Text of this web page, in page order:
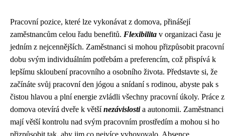
Pracovní pozice, které lze vykonávat z domova, přinášejí
zaměstnancům celou řadu benefitů. Flexibilita v organizaci času je
jedním z nejcennějších. Zaměstnanci si mohou přizpůsobit pracovní
dobu svým individuálním potřebám a preferencím, což přispívá k
lepšímu skloubení pracovního a osobního života. Představte si, že
začínáte svůj pracovní den jógou a snídaní s rodinou, abyste pak s
čistou hlavou a plní energie zvládli všechny pracovní úkoly. Práce z
domova otevírá dveře k většínezávislostia autonomii. Zaměstnanci
mají větší kontrolu nad svým pracovním prostředím a mohou si ho
přizpůsobit tak, aby jim co nejvíce vyhovovalo. Absence